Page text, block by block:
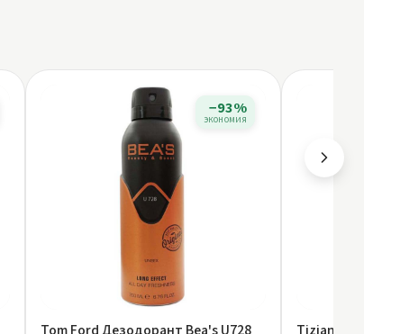
−93%
экономия
Tom Ford Дезодорант Bea's U728
Tiziana Terenzi